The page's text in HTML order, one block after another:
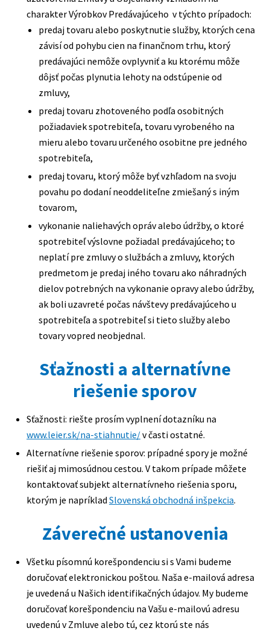
charakter Výrobkov Predávajúceho v týchto prípadoch:
predaj tovaru alebo poskytnutie služby, ktorých cena
závisí od pohybu cien na finančnom trhu, ktorý
predávajúci nemôže ovplyvniť a ku ktorému môže
dôjsť počas plynutia lehoty na odstúpenie od
zmluvy,
predaj tovaru zhotoveného podľa osobitných
požiadaviek spotrebiteľa, tovaru vyrobeného na
mieru alebo tovaru určeného osobitne pre jedného
spotrebiteľa,
predaj tovaru, ktorý môže byť vzhľadom na svoju
povahu po dodaní neoddeliteľne zmiešaný s iným
tovarom,
vykonanie naliehavých opráv alebo údržby, o ktoré
spotrebiteľ výslovne požiadal predávajúceho; to
neplatí pre zmluvy o službách a zmluvy, ktorých
predmetom je predaj iného tovaru ako náhradných
dielov potrebných na vykonanie opravy alebo údržby,
ak boli uzavreté počas návštevy predávajúceho u
spotrebiteľa a spotrebiteľ si tieto služby alebo
tovary vopred neobjednal.
Sťažnosti a alternatívne
riešenie sporov
Sťažnosti: riešte prosím vyplnení dotazníku na
www.leier.sk/na-stiahnutie/v časti ostatné.
Alternatívne riešenie sporov: prípadné spory je možné
riešiť aj mimosúdnou cestou. V takom prípade môžete
kontaktovať subjekt alternatívneho riešenia sporu,
ktorým je napríklad Slovenská obchodná inšpekcia.
Záverečné ustanovenia
Všetku písomnú korešpondenciu si s Vami budeme
doručovať elektronickou poštou. Naša e-mailová adresa
je uvedená u Našich identifikačných údajov. My budeme
doručovať korešpondenciu na Vašu e-mailovú adresu
uvedenú v Zmluve alebo tú, cez ktorú ste nás